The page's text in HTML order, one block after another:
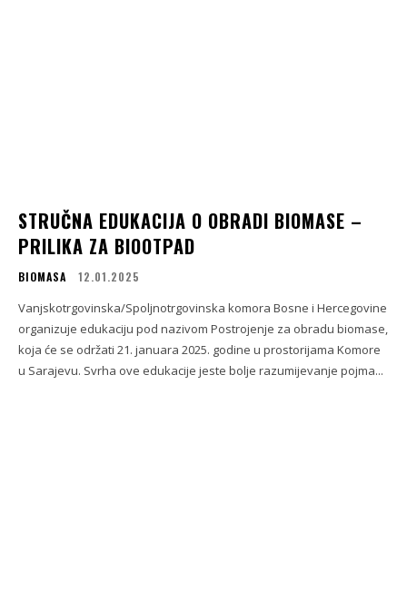
STRUČNA EDUKACIJA O OBRADI BIOMASE –
PRILIKA ZA BIOOTPAD
BIOMASA 12.01.2025
Vanjskotrgovinska/Spoljnotrgovinska komora Bosne i Hercegovine
organizuje edukaciju pod nazivom Postrojenje za obradu biomase,
koja će se održati 21. januara 2025. godine u prostorijama Komore
u Sarajevu. Svrha ove edukacije jeste bolje razumijevanje pojma...